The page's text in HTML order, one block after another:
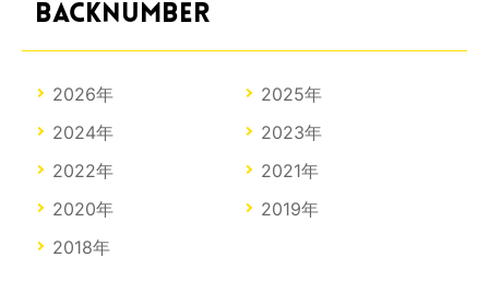
BACKNUMBER
2026年
2025年
2024年
2023年
2022年
2021年
2020年
2019年
2018年